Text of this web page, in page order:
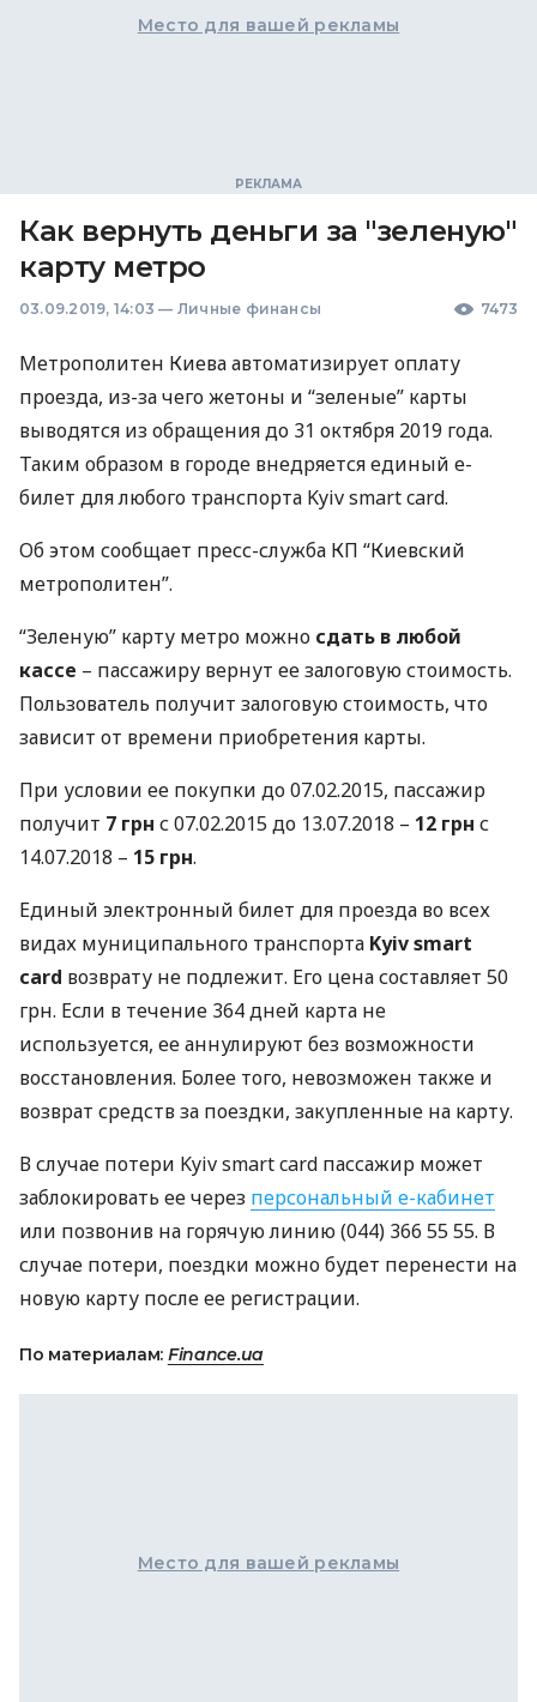
Место для вашей рекламы
Как вернуть деньги за "зеленую"
карту метро
03.09.2019, 14:03 — Личные финансы 7473
Метрополитен Киева автоматизирует оплату
проезда, из-за чего жетоны и “зеленые” карты
выводятся из обращения до 31 октября 2019 года.
Таким образом в городе внедряется единый е-
билет для любого транспорта Kyiv smart card.
Об этом сообщает пресс-служба КП “Киевский
метрополитен”.
“Зеленую” карту метро можно сдать в любой
кассе – пассажиру вернут ее залоговую стоимость.
Пользователь получит залоговую стоимость, что
зависит от времени приобретения карты.
При условии ее покупки до 07.02.2015, пассажир
получит 7 грн с 07.02.2015 до 13.07.2018 – 12 грн с
14.07.2018 – 15 грн.
Единый электронный билет для проезда во всех
видах муниципального транспорта Kyiv smart
card возврату не подлежит. Его цена составляет 50
грн. Если в течение 364 дней карта не
используется, ее аннулируют без возможности
восстановления. Более того, невозможен также и
возврат средств за поездки, закупленные на карту.
В случае потери Kyiv smart card пассажир может
заблокировать ее через персональный е-кабинет
или позвонив на горячую линию (044) 366 55 55. В
случае потери, поездки можно будет перенести на
новую карту после ее регистрации.
По материалам: Finance.ua
Место для вашей рекламы